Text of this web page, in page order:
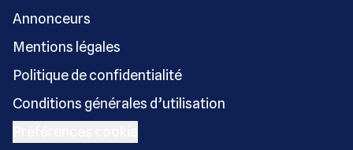
Annonceurs
Mentions légales
Politique de confidentialité
Conditions générales d’utilisation